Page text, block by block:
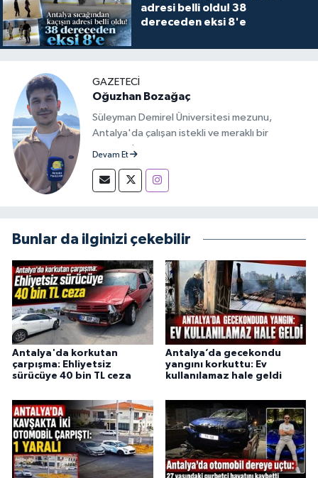
adresi belli oldu! 38
dereceden eksi 8'e
GAZETECİ
Oğuzhan Bozağaç
Süleyman Demirel Üniversitesi mezunu,
Antalya'da çalışan istekli ve meraklı bir
gazeteci.
Devam Et
Bunlar da ilginizi çekebilir
Antalya'da korkutan
çarpışma: Ehliyetsiz
sürücüye 40 bin TL ceza
Antalya’da gecekondu
yangını korkuttu: Ev
kullanılamaz hale geldi